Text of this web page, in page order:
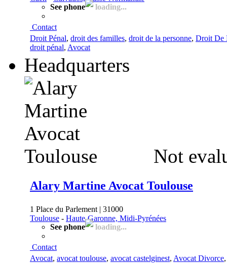
See phone
loading...
Contact
Droit Pénal, droit des familles, droit de la personne, Droit De
droit pénal, Avocat
Headquarters
Not
Alary Martine Avocat Toulouse
1 Place du Parlement | 31000
Toulouse - Haute-Garonne, Midi-Pyrénées
See phone
loading...
Contact
Avocat, avocat toulouse, avocat castelginest, Avocat Divorce